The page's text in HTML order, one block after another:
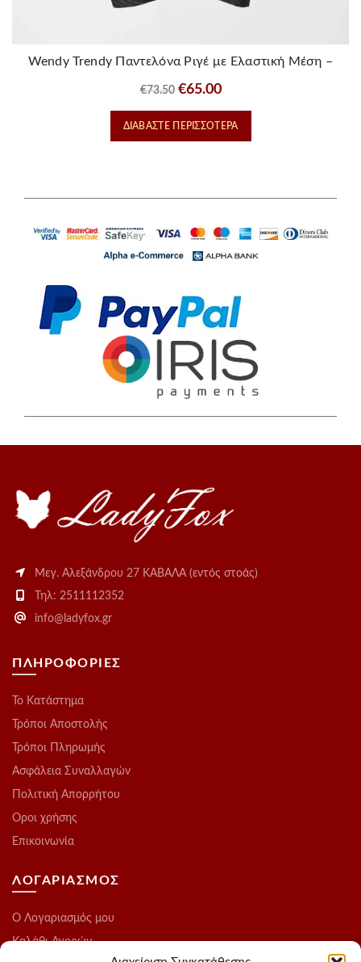
Wendy Trendy Παντελόνα Ριγέ με Ελαστική Μέση –
€73.50 Original
price
was:
€65.00Η
τρέχουσα
τιμή
ΔΙΑΒΆΣΤΕ ΠΕΡΙΣΣΌΤΕΡΑ
Μεγ. Αλεξάνδρου 27 ΚΑΒΑΛΑ (εντός στοάς)
Τηλ: 2511112352
info@ladyfox.gr
ΠΛΗΡΟΦΟΡΙΕΣ
Το Kατάστημα
Τρόποι Αποστολής
Τρόποι Πληρωμής
Ασφάλεια Συναλλαγών
Πολιτική Απορρήτου
Οροι χρήσης
Επικοινωνία
ΛΟΓΑΡΙΑΣΜΟΣ
O Λογαριασμός μου
Καλάθι Αγορών